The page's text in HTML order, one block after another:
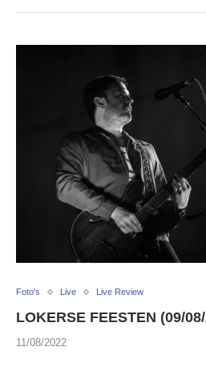
Foto's Live Live Review
LOKERSE FEESTEN (09/
11/08/2022